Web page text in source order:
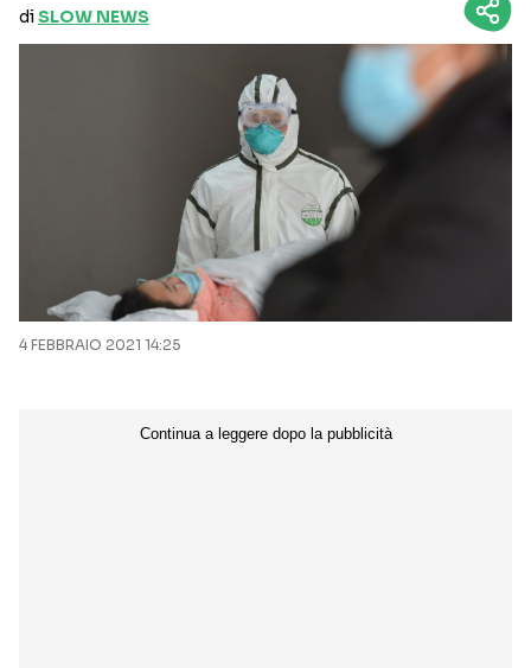
diSLOW NEWS
4 FEBBRAIO 2021 14:25